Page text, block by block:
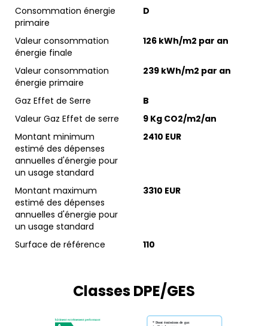
Consommation énergie
primaire
D
Valeur consommation
énergie finale
126 kWh/m2 par an
Valeur consommation
énergie primaire
239 kWh/m2 par an
Gaz Effet de Serre
B
Valeur Gaz Effet de serre
9 Kg CO2/m2/an
Montant minimum
estimé des dépenses
annuelles d'énergie pour
un usage standard
2410 EUR
Montant maximum
estimé des dépenses
annuelles d'énergie pour
un usage standard
3310 EUR
Surface de référence 110
Classes DPE/GES